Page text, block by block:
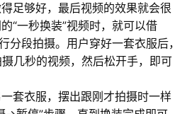
足够好，最后视频的效果就会很
“一秒换装”视频时，就可以借
分段拍摄。用户穿好一套衣服后，
几秒的视频，然后松开手，即可
套衣服，摆出跟刚才拍摄时一样